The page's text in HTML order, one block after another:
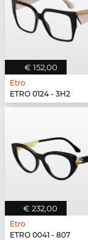
€ 152,00
Etro
ETRO 0124 - 3H2
€ 232,00
Etro
ETRO 0041 - 807